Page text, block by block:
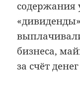
содержания
бизнеса,
за счёт